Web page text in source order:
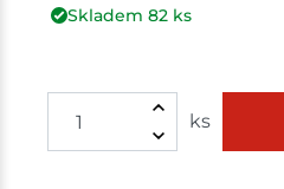
Skladem 82ks
ks